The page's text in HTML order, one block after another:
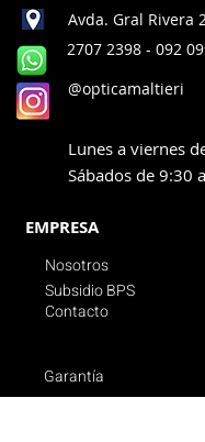
Avda. Gral Rivera
2707 2398 - 092
@opticamaltieri
Lunes a viernes
Sábados de 9:30
EMPRESA
Nosotros
Subsidio BPS
Contacto
Garantía